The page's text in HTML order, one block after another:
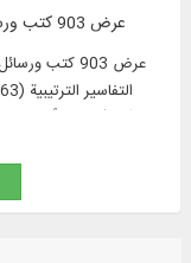
عرض 903 كتب ورسائل في 3577 جزءًا من المصادر القرآنية المهمة